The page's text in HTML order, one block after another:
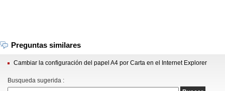
Preguntas similares
Cambiar la configuración del papel A4 por Carta en el Internet Explorer
Busqueda sugerida :